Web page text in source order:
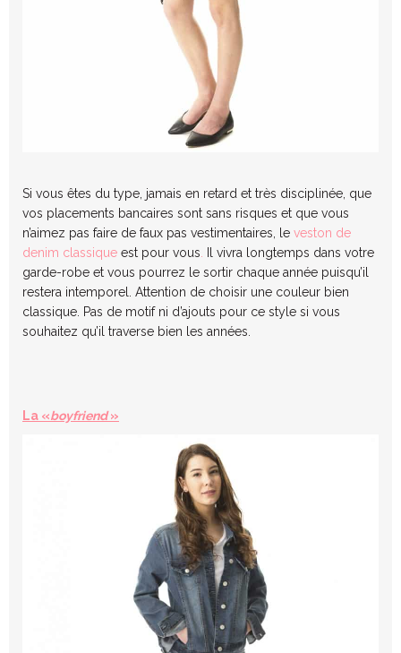
Si vous êtes du type, jamais en retard et très disciplinée, que
vos placements bancaires sont sans risques et que vous
n’aimez pas faire de faux pas vestimentaires, le veston de
denim classique est pour vous. Il vivra longtemps dans votre
garde-robe et vous pourrez le sortir chaque année puisqu’il
restera intemporel. Attention de choisir une couleur bien
classique. Pas de motif ni d’ajouts pour ce style si vous
souhaitez qu’il traverse bien les années.
La «boyfriend»